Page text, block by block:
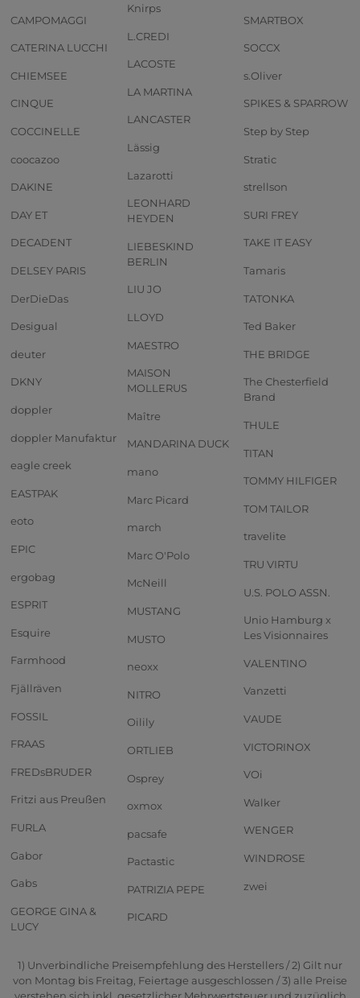
CAMPOMAGGI
CATERINA LUCCHI
CHIEMSEE
CINQUE
COCCINELLE
coocazoo
DAKINE
DAY ET
DECADENT
DELSEY PARIS
DerDieDas
Desigual
deuter
DKNY
doppler
doppler Manufaktur
eagle creek
EASTPAK
eoto
EPIC
ergobag
ESPRIT
Esquire
Farmhood
Fjällräven
FOSSIL
FRAAS
FREDsBRUDER
Fritzi aus Preußen
FURLA
Gabor
Gabs
GEORGE GINA &
LUCY
Knirps
L.CREDI
LACOSTE
LA MARTINA
LANCASTER
Lässig
Lazarotti
LEONHARD
HEYDEN
LIEBESKIND
BERLIN
LIU JO
LLOYD
MAESTRO
MAISON
MOLLERUS
Maître
MANDARINA DUCK
mano
Marc Picard
march
Marc O'Polo
McNeill
MUSTANG
MUSTO
neoxx
NITRO
Oilily
ORTLIEB
Osprey
oxmox
pacsafe
Pactastic
PATRIZIA PEPE
PICARD
SMARTBOX
SOCCX
s.Oliver
SPIKES & SPARROW
Step by Step
Stratic
strellson
SURI FREY
TAKE IT EASY
Tamaris
TATONKA
Ted Baker
THE BRIDGE
The Chesterfield
Brand
THULE
TITAN
TOMMY HILFIGER
TOM TAILOR
travelite
TRU VIRTU
U.S. POLO ASSN.
Unio Hamburg x
Les Visionnaires
VALENTINO
Vanzetti
VAUDE
VICTORINOX
VOi
Walker
WENGER
WINDROSE
zwei
1) Unverbindliche Preisempfehlung des Herstellers / 2) Gilt nur
von Montag bis Freitag, Feiertage ausgeschlossen / 3) alle Preise